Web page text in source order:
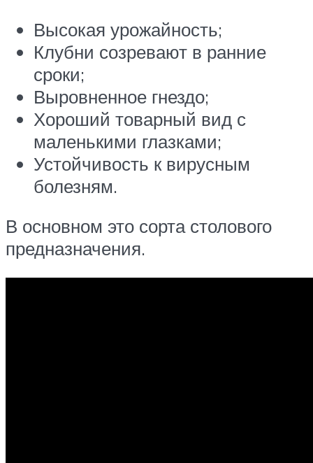
Высокая урожайность;
Клубни созревают в ранние
сроки;
Выровненное гнездо;
Хороший товарный вид с
маленькими глазками;
Устойчивость к вирусным
болезням.
В основном это сорта столового
предназначения.